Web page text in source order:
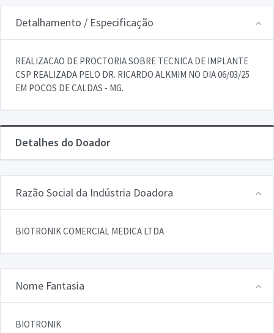
Detalhamento / Especificação
REALIZACAO DE PROCTORIA SOBRE TECNICA DE IMPLANTE
CSP REALIZADA PELO DR. RICARDO ALKMIM NO DIA 06/03/25
EM POCOS DE CALDAS - MG.
Detalhes do Doador
Razão Social da Indústria Doadora
BIOTRONIK COMERCIAL MEDICA LTDA
Nome Fantasia
BIOTRONIK